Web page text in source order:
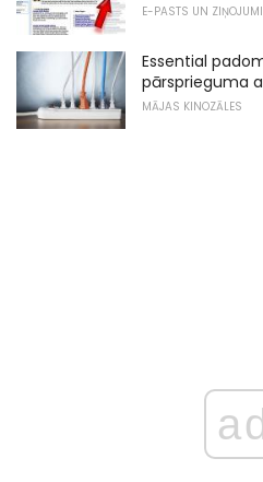
E-PASTS UN ZIŅOJUMI
Essential
pārsprieguma
MĀJAS KINOZĀLES